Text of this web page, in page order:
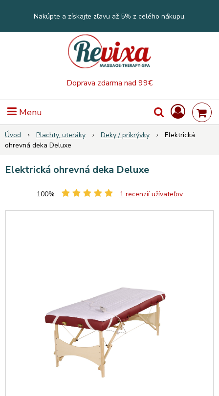
Doprava zdarma nad 99€
Nakúpte a získajte zľavu až 5% z celého nákupu.
Menu
Úvod Plachty, uteráky Deky / prikrývky
Elektrická
ohrevná deka Deluxe
Elektrická ohrevná deka Deluxe
100% 1 recenzií užívateľov